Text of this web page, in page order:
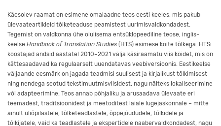
Käesolev raamat on esimene omalaadne teos eesti keeles, mis pakub
ülevaate­­­­artikleid tõlketeaduse peamistest uurimisvaldkondadest.
Tegemist on vald­konna ühe olulisema entsüklopeediline teose, inglis­
keelse Handbook of Translation Studies (HTS) esimese köite tõlkega. HTSi
koostajad andsid aastatel 2010–2021 välja käsiraamatu viis köidet, mis on
kättesaadavad ka regulaarselt uuendatavas veebiversioonis. Eestikeelse
väljaande eesmärk on jagada teadmisi suulisest ja kirjalikust tõlkimisest
ning nendega seotud tekstimuutmisviisidest, nagu näiteks lokali­seerimine
või adapteerimine. Teos annab põhjaliku ja arusaadava ülevaate eri
teemadest, traditsioonidest ja meetoditest laiale lugejas­konnale – mitte
ainult üliõpilastele, tõlketeadlastele, õppe­jõududele, tõlkidele ja
tõlkijatele, vaid ka teadlastele ja ekspertidele naaber­valdkondadest, nagu